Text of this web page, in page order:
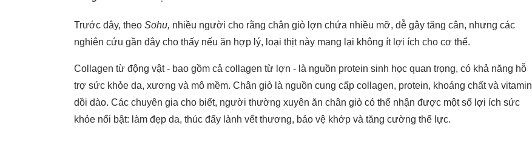
Trước đây, theo Sohu, nhiều người cho rằng chân giò lợn chứa nhiều mỡ, dễ gây tăng cân, nhưng các
nghiên cứu gần đây cho thấy nếu ăn hợp lý, loại thịt này mang lại không ít lợi ích cho cơ thể.
Collagen từ động vật - bao gồm cả collagen từ lợn - là nguồn protein sinh học quan trọng, có khả năng hỗ
trợ sức khỏe da, xương và mô mềm. Chân giò là nguồn cung cấp collagen, protein, khoáng chất và vitamin
dồi dào. Các chuyên gia cho biết, người thường xuyên ăn chân giò có thể nhận được một số lợi ích sức
khỏe nổi bật: làm đẹp da, thúc đẩy lành vết thương, bảo vệ khớp và tăng cường thể lực.